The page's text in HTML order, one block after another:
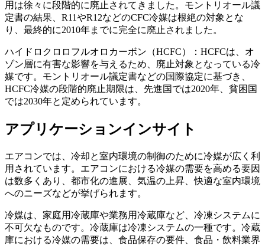
用は徐々に段階的に廃止されてきました。モントリオール議
定書の結果、R11やR12などのCFC冷媒は根絶の対象とな
り、最終的に2010年までに完全に廃止されました。
ハイドロクロロフルオロカーボン（HCFC）：HCFCは、オ
ゾン層に有害な影響を与えるため、廃止対象となっている冷
媒です。モントリオール議定書などの国際協定に基づき、
HCFC冷媒の段階的廃止期限は、先進国では2020年、貧困国
では2030年と定められています。
アプリケーションインサイト
エアコンでは、冷却と室内環境の制御のために冷媒が広く利
用されています。エアコンにおける冷媒の需要を高める要因
は数多くあり、都市化の進展、気温の上昇、快適な室内環境
へのニーズなどが挙げられます。
冷媒は、家庭用冷蔵庫や業務用冷蔵庫など、冷凍システムに
不可欠なものです。冷蔵庫は冷凍システムの一種です。冷蔵
庫における冷媒の需要は、食品保存の要件、食品・飲料業界